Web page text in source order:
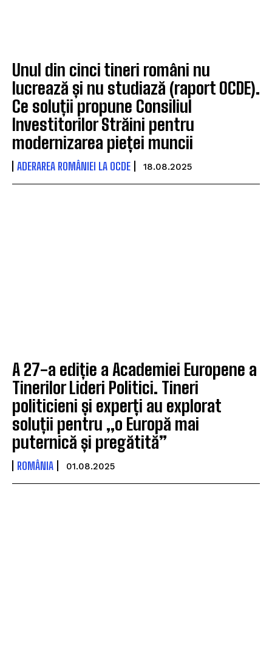
Unul din cinci tineri români nu
lucrează și nu studiază (raport OCDE).
Ce soluții propune Consiliul
Investitorilor Străini pentru
modernizarea pieței muncii
ADERAREA ROMÂNIEI LA OCDE 18.08.2025
A 27-a ediție a Academiei Europene a
Tinerilor Lideri Politici. Tineri
politicieni și experți au explorat
soluții pentru „o Europă mai
puternică și pregătită”
ROMÂNIA 01.08.2025